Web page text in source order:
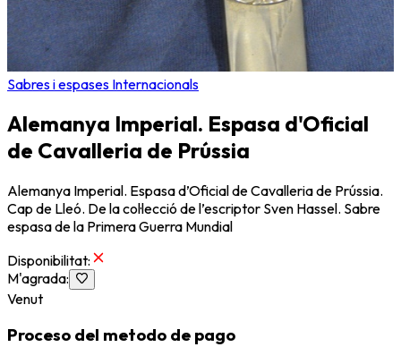
Sabres i espases Internacionals
Alemanya Imperial. Espasa d'Oficial
de Cavalleria de Prússia
Alemanya Imperial. Espasa d’Oficial de Cavalleria de Prússia.
Cap de Lleó. De la col·lecció de l’escriptor Sven Hassel. Sabre
espasa de la Primera Guerra Mundial
Disponibilitat:
M'agrada:
Venut
Proceso del metodo de pago